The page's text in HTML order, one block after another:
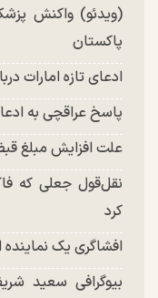
(ویدئو) واکنش
پاکستان
ادعای تازه امارات
پاسخ عراقچی به ادعای سهم ۱۱
علت افزایش مبلغ
نقل‌قول جعلی که
کرد
افشاگری یک نماینده
بیوگرافی سعید